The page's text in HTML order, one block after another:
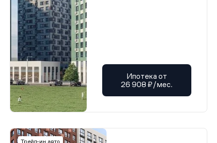
Ипотека от
26 908 ₽/мес.
Трейд-ин авто